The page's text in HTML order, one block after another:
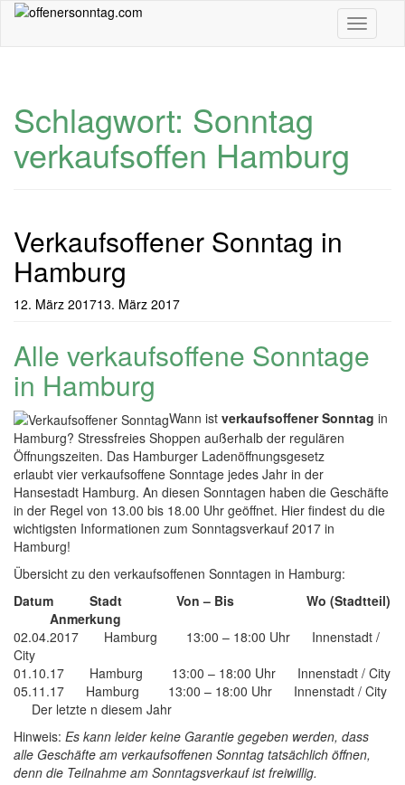
Skip
main
Toggle
Schlagwort: Sonntag
verkaufsoffen Hamburg
Verkaufsoffener Sonntag in
Hamburg
12. März 201713. März 2017
Alle verkaufsoffene Sonntage
in Hamburg
Wann ist verkaufsoffener Sonntag in
Hamburg? Stressfreies Shoppen außerhalb der regulären
Öffnungszeiten. Das Hamburger Ladenöffnungsgesetz
erlaubt vier verkaufsoffene Sonntage jedes Jahr in der
Hansestadt Hamburg. An diesen Sonntagen haben die Geschäfte
in der Regel von 13.00 bis 18.00 Uhr geöffnet. Hier findest du die
wichtigsten Informationen zum Sonntagsverkauf 2017 in
Hamburg!
Übersicht zu den verkaufsoffenen Sonntagen in Hamburg:
Datum Stadt Von – Bis Wo (Stadtteil)
Anmerkung
02.04.2017 Hamburg 13:00 – 18:00 Uhr Innenstadt /
City
01.10.17 Hamburg 13:00 – 18:00 Uhr Innenstadt / City
05.11.17 Hamburg 13:00 – 18:00 Uhr Innenstadt / City
Der letzte n diesem Jahr
Hinweis: Es kann leider keine Garantie gegeben werden, dass
alle Geschäfte am verkaufsoffenen Sonntag tatsächlich öffnen,
denn die Teilnahme am Sonntagsverkauf ist freiwillig.